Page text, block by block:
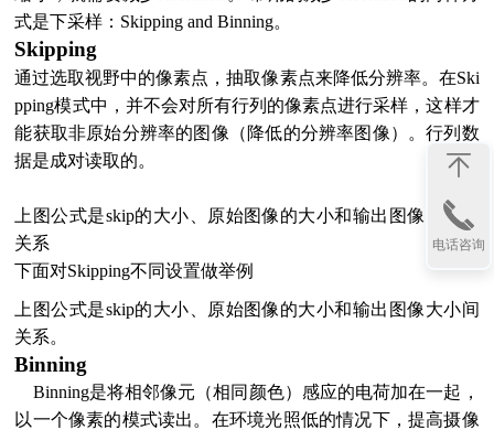
式是下采样：Skipping and Binning。
Skipping
通过选取视野中的像素点，抽取像素点来降低分辨率。在Ski
pping模式中，并不会对所有行列的像素点进行采样，这样才
能获取非原始分辨率的图像（降低的分辨率图像）。行列数
据是成对读取的。
上图公式是skip的大小、原始图像的大小和输出图像大小间
关系
下面对Skipping不同设置做举例
上图公式是skip的大小、原始图像的大小和输出图像大小间
关系。
Binning
Binning是将相邻像元（相同颜色）感应的电荷加在一起，
以一个像素的模式读出。在环境光照低的情况下，提高摄像
电话咨询